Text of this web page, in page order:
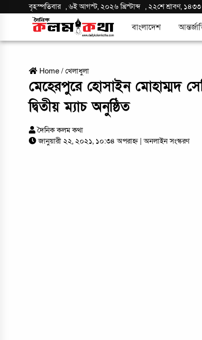
বৃহস্পতিবার ,৬ই আগস্ট, ২০২৬ খ্রিস্টাব্দ ,২২শে শ্রাবণ, ১৪৩৩
বাংলাদেশ
Home /খেলাধুলা
মেহেরপুরে হোসাইন মোহাম্মদ
দ্বিতীয় ম্যাচ অনুষ্ঠিত
দৈনিক কলম কথা
জানুয়ারী ২২, ২০২১, ১০:৩৪ অপরাহ্ন | অনলাইন সংস্করণ